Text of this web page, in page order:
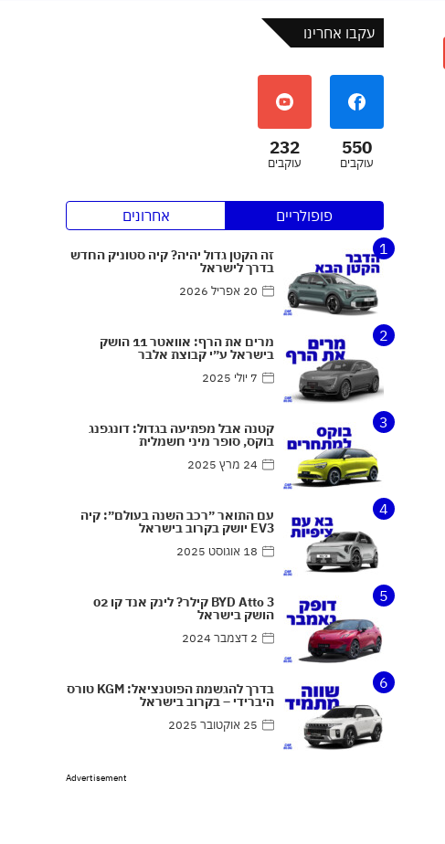
עקבו אחרינו
550
עוקבים
232
עוקבים
פופולריים
אחרונים
1
זה הקטן גדול יהיה? קיה סטוניק החדש
בדרך לישראל
20 אפריל 2026
2 מרים את הרף: אוואטר 11 הושק
בישראל ע״י קבוצת אלבר
7 יולי 2025
3 קטנה אבל מפתיעה בגדול: דונגפנג
בוקס, סופר מיני חשמלית
24 מרץ 2025
4 עם התואר ״רכב השנה בעולם״: קיה
EV3 יושק בקרוב בישראל
18 אוגוסט 2025
5 BYD Atto 3 קילר? לינק אנד קו 02
הושק בישראל
2 דצמבר 2024
6 בדרך להגשמת הפוטנציאל: KGM טורס
היברידי – בקרוב בישראל
25 אוקטובר 2025
Advertisement